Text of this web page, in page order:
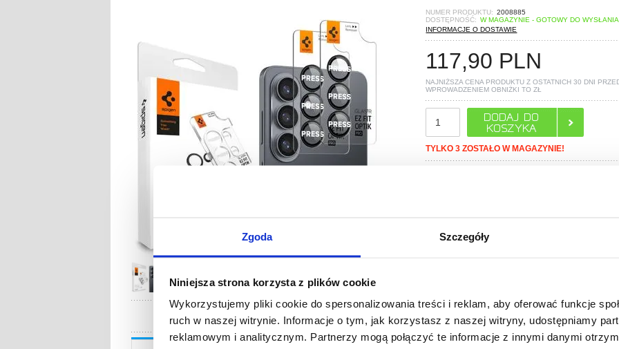
Zgoda Szczegóły
Niniejsza strona korzysta z plików cookie
Wykorzystujemy pliki cookie do spersonalizowania treści i reklam, aby oferować funkcje
ruch w naszej witrynie. Informacje o tym, jak korzystasz z naszej witryny, udostępniamy
reklamowym i analitycznym. Partnerzy mogą połączyć te informacje z innymi danymi
NUMER PRODUKTU: 2008885
DOSTĘPNOŚĆ: W MAGAZYNIE - GOTOWY DO WYSŁANIA
INFORMACJE O DOSTAWIE
117,90 PLN
NAJNIŻSZA CENA PRODUKTU Z OSTATNICH 30 DNI
WPROWADZENIEM OBNIŻKI TOZŁ
TYLKO 3 ZOSTAŁO W MAGAZYNIE!
PYTANIA? LIVE CHAT